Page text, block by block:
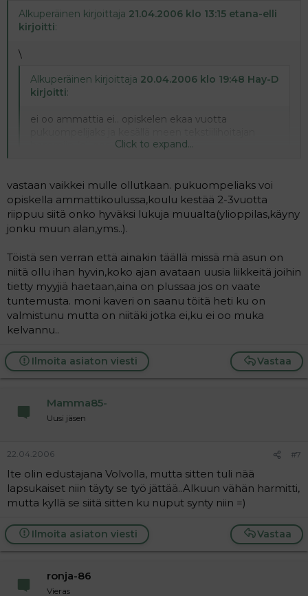
Alkuperäinen kirjoittaja 21.04.2006 klo 13:15 etana-elli
kirjoitti:
\
Alkuperäinen kirjoittaja 20.04.2006 klo 19:48 Hay-D
kirjoitti:
ei oo ammattia ei.. opiskelen ekaa vuotta
hommiin (eli pesulaan).Click to expand...
kertoisitko minulle että missä voisi opiskella
pukuompeliaksi ja että onko alalla töitä? olen hirveän
kiinnostunut kyseisestä ammatista, koska olen
suunnitellut hakevani kouluun parin vuodenpäästä kun
kuopus on vähän isompi =)
Click to expand...
vastaan vaikkei mulle ollutkaan. pukuompeliaks voi
opiskella ammattikoulussa,koulu kestää 2-3vuotta
riippuu siitä onko hyväksi lukuja muualta(ylioppilas,käyny
jonku muun alan,yms..).
Töistä sen verran että ainakin täällä missä mä asun on
niitä ollu ihan hyvin,koko ajan avataan uusia liikkeitä joihin
tietty myyjiä haetaan,aina on plussaa jos on vaate
tuntemusta. moni kaveri on saanu töitä heti ku on
valmistunu mutta on niitäki jotka ei,ku ei oo muka
kelvannu..
Vastaa
Ilmoita asiaton viesti
Mamma85-
Uusi jäsen
22.04.2006 #7
Ite olin edustajana Volvolla, mutta sitten tuli nää
lapsukaiset niin täyty se työ jättää..Alkuun vähän harmitti,
mutta kyllä se siitä sitten ku nuput synty niin =)
Vastaa
Ilmoita asiaton viesti
ronja-86
Vieras